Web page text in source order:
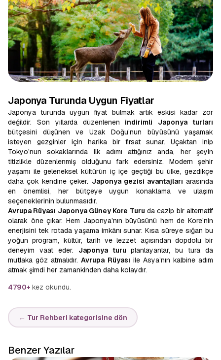
Japonya Turunda Uygun Fiyatlar
Japonya turunda uygun fiyat bulmak artık eskisi kadar zor
değildir. Son yıllarda düzenlenen indirimli
Japonya turları
bütçesini düşünen ve Uzak Doğu’nun büyüsünü yaşamak
isteyen gezginler için harika bir fırsat sunar. Uçaktan inip
Tokyo’nun sokaklarında ilk adımı attığınız anda, her şeyin
titizlikle düzenlenmiş olduğunu fark edersiniz. Modern şehir
yaşamı ile geleneksel kültürün iç içe geçtiği bu ülke, gezdikçe
daha çok kendine çeker. Japonya gezisi avantajları arasında
en önemlisi, her bütçeye uygun konaklama ve ulaşım
seçeneklerinin bulunmasıdır.
Avrupa Rüyası Japonya Güney Kore Turu da cazip bir alternatif
olarak öne çıkar. Hem Japonya’nın büyüsünü hem de Kore’nin
enerjisini tek rotada yaşama imkânı sunar. Kısa süreye sığan bu
yoğun program, kültür, tarih ve lezzet açısından dopdolu bir
deneyim vaat eder. Japonya turu planlayanlar, bu tura da
mutlaka göz atmalıdır.Avrupa Rüyası ile Asya’nın kalbine adım
atmak şimdi her zamankinden daha kolaydır.
4790+ kez okundu.
← Tur Rehberi kategorisine dön
Benzer Yazılar